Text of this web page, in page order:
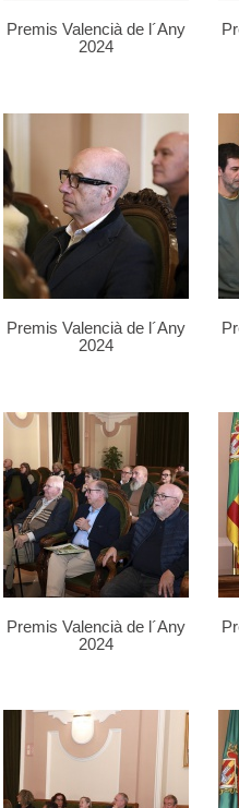
Premis Valencià de l´Any
2024
Premis Valencià de l´Any
2024
Premis Valencià de l´Any
2024